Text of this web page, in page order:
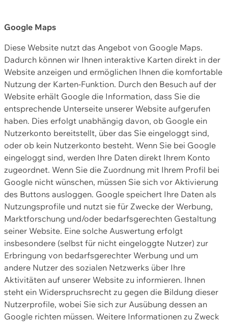
Google Maps
Diese Website nutzt das Angebot von Google Maps.
Dadurch können wir Ihnen interaktive Karten direkt in der
Website anzeigen und ermöglichen Ihnen die komfortable
Nutzung der Karten-Funktion. Durch den Besuch auf der
Website erhält Google die Information, dass Sie die
entsprechende Unterseite unserer Website aufgerufen
haben. Dies erfolgt unabhängig davon, ob Google ein
Nutzerkonto bereitstellt, über das Sie eingeloggt sind,
oder ob kein Nutzerkonto besteht. Wenn Sie bei Google
eingeloggt sind, werden Ihre Daten direkt Ihrem Konto
zugeordnet. Wenn Sie die Zuordnung mit Ihrem Profil bei
Google nicht wünschen, müssen Sie sich vor Aktivierung
des Buttons ausloggen. Google speichert Ihre Daten als
Nutzungsprofile und nutzt sie für Zwecke der Werbung,
Marktforschung und/oder bedarfsgerechten Gestaltung
seiner Website. Eine solche Auswertung erfolgt
insbesondere (selbst für nicht eingeloggte Nutzer) zur
Erbringung von bedarfsgerechter Werbung und um
andere Nutzer des sozialen Netzwerks über Ihre
Aktivitäten auf unserer Website zu informieren. Ihnen
steht ein Widerspruchsrecht zu gegen die Bildung dieser
Nutzerprofile, wobei Sie sich zur Ausübung dessen an
Google richten müssen. Weitere Informationen zu Zweck